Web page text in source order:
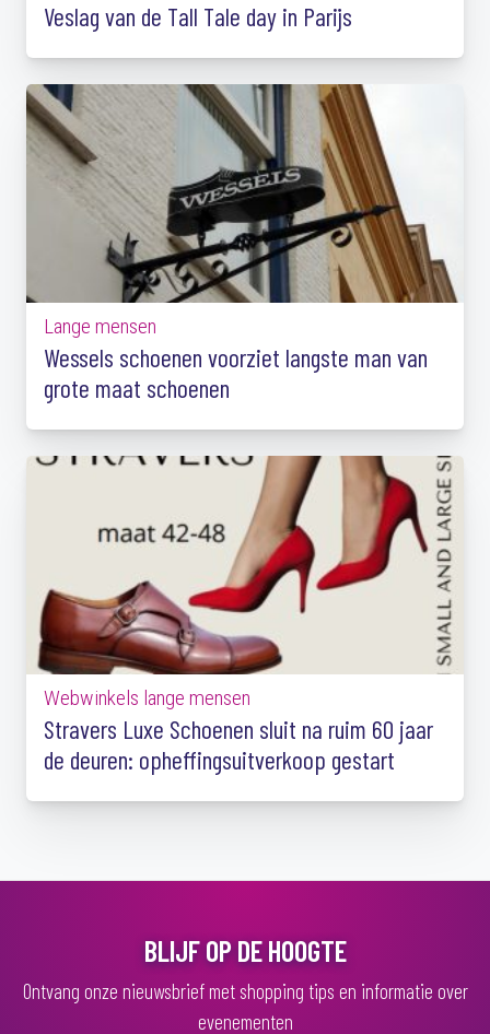
Veslag van de Tall Tale day in Parijs
Lange mensen
Wessels schoenen voorziet langste man van
grote maat schoenen
Webwinkels lange mensen
Stravers Luxe Schoenen sluit na ruim 60 jaar
de deuren: opheffingsuitverkoop gestart
BLIJF OP DE HOOGTE
Ontvang onze nieuwsbrief met shopping tips en informatie over
evenementen